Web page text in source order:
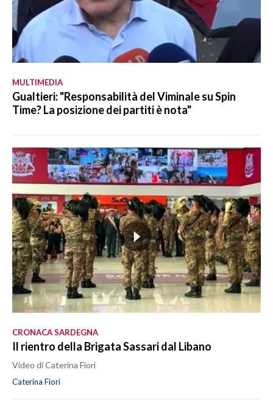
MULTIMEDIA
Gualtieri: "Responsabilità del Viminale su Spin
Time? La posizione dei partiti è nota"
CRONACA SARDEGNA
Il rientro della Brigata Sassari dal Libano
Video di Caterina Fiori
Caterina Fiori